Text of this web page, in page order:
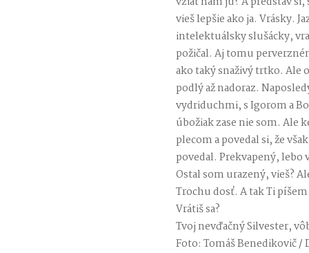
vieš lepšie ako ja. Vrásky.
intelektuálsky slušácky,
požičal. Aj tomu
ako taký snaživý trtko. Ale
podlý až nadoraz.
vydriduchmi, s Igorom a
úbožiak zase nie som. Ale
plecom a povedal si, že
povedal. Prekvapený, lebo
Ostal som urazený, vieš?
Trochu dosť. A tak Ti
Vrátiš sa?
Tvoj nevďačný Silvester,
Foto: Tomáš Benedikovič /